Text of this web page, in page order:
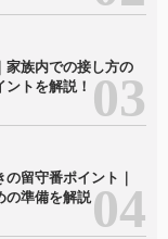
家族内での接し方の
トを解説！
留守番ポイント｜
の準備を解説